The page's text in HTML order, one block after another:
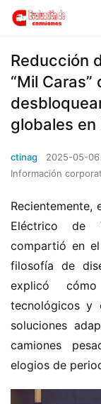
​​Reducción
“Mil Caras”
globales en
ctinag 2025-05-06
Información
Eléctrico de
compartió en
filosofía de
explicó
tecnológicos y
soluciones
camiones
elogios de